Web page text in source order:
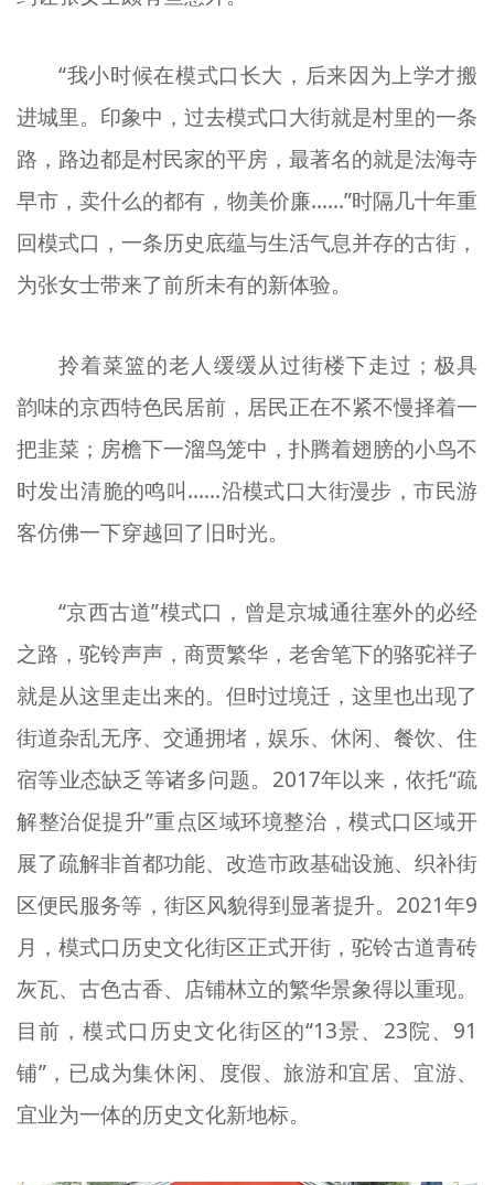
“我小时候在模式口长大，后来因为上学才搬
进城里。印象中，过去模式口大街就是村里的一条
路，路边都是村民家的平房，最著名的就是法海寺
早市，卖什么的都有，物美价廉……”时隔几十年重
回模式口，一条历史底蕴与生活气息并存的古街，
为张女士带来了前所未有的新体验。
拎着菜篮的老人缓缓从过街楼下走过；极具
韵味的京西特色民居前，居民正在不紧不慢择着一
把韭菜；房檐下一溜鸟笼中，扑腾着翅膀的小鸟不
时发出清脆的鸣叫……沿模式口大街漫步，市民游
客仿佛一下穿越回了旧时光。
“京西古道”模式口，曾是京城通往塞外的必经
之路，驼铃声声，商贾繁华，老舍笔下的骆驼祥子
就是从这里走出来的。但时过境迁，这里也出现了
街道杂乱无序、交通拥堵，娱乐、休闲、餐饮、住
宿等业态缺乏等诸多问题。2017年以来，依托“疏
解整治促提升”重点区域环境整治，模式口区域开
展了疏解非首都功能、改造市政基础设施、织补街
区便民服务等，街区风貌得到显著提升。2021年9
月，模式口历史文化街区正式开街，驼铃古道青砖
灰瓦、古色古香、店铺林立的繁华景象得以重现。
目前，模式口历史文化街区的“13景、23院、91
铺”，已成为集休闲、度假、旅游和宜居、 宜游、
宜业为一体的历史文化新地标。